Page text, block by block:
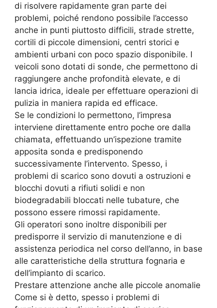
di risolvere rapidamente gran parte dei
problemi, poiché rendono possibile l’accesso
anche in punti piuttosto difficili, strade strette,
cortili di piccole dimensioni, centri storici e
ambienti urbani con poco spazio disponibile. I
veicoli sono dotati di sonde, che permettono di
raggiungere anche profondità elevate, e di
lancia idrica, ideale per effettuare operazioni di
pulizia in maniera rapida ed efficace.
Se le condizioni lo permettono, l’impresa
interviene direttamente entro poche ore dalla
chiamata, effettuando un’ispezione tramite
apposita sonda e predisponendo
successivamente l’intervento. Spesso, i
problemi di scarico sono dovuti a ostruzioni e
blocchi dovuti a rifiuti solidi e non
biodegradabili bloccati nelle tubature, che
possono essere rimossi rapidamente.
Gli operatori sono inoltre disponibili per
predisporre il servizio di manutenzione e di
assistenza periodica nel corso dell’anno, in base
alle caratteristiche della struttura fognaria e
dell’impianto di scarico.
Prestare attenzione anche alle piccole anomalie
Come si è detto, spesso i problemi di